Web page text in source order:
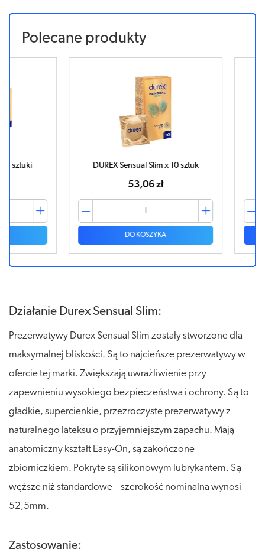
Polecane produkty
DUREX Sensual Slim x 10 sztuk
53,06 zł
DO KOSZYKA
Działanie Durex Sensual Slim:
Prezerwatywy Durex Sensual Slim zostały stworzone dla
maksymalnej bliskości. Są to najcieńsze prezerwatywy w
ofercie tej marki. Zwiększają uwrażliwienie przy
zapewnieniu wysokiego bezpieczeństwa i ochrony. Są to
gładkie, supercienkie, przezroczyste prezerwatywy z
naturalnego lateksu o przyjemniejszym zapachu. Mają
anatomiczny kształt Easy-On, są zakończone
zbiorniczkiem. Pokryte są silikonowym lubrykantem. Są
węższe niż standardowe – szerokość nominalna wynosi
52,5mm.
Zastosowanie: